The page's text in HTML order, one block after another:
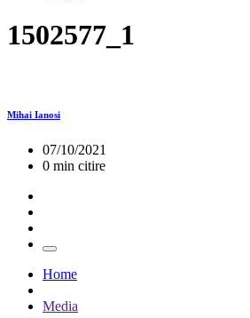
1502577_1
Mihai Ianosi
07/10/2021
0 min citire
Home
Media